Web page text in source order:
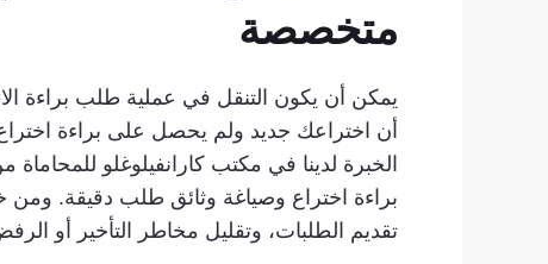
متخصصة
يمكن أن يكون التنقل في عملية طلب براءة
أن اختراعك ​​جديد ولم يحصل على براءة
الخبرة لدينا في مكتب كارانفيلوغلو
براءة اختراع وصياغة وثائق طلب دقيقة. ومن
تقديم الطلبات، وتقليل مخاطر التأخير أو